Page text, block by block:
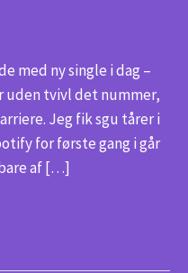
med ny single i dag –
uden tvivl det nummer,
Jeg fik sgu tårer i
for første gang i går
af […]